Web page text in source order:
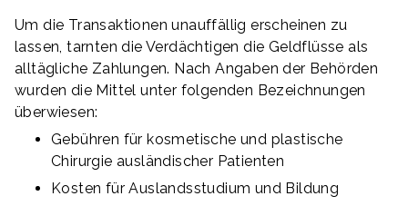
Um die Transaktionen unauffällig erscheinen zu
lassen, tarnten die Verdächtigen die Geldflüsse als
alltägliche Zahlungen. Nach Angaben der Behörden
wurden die Mittel unter folgenden Bezeichnungen
überwiesen:
Gebühren für kosmetische und plastische
Chirurgie ausländischer Patienten
Kosten für Auslandsstudium und Bildung